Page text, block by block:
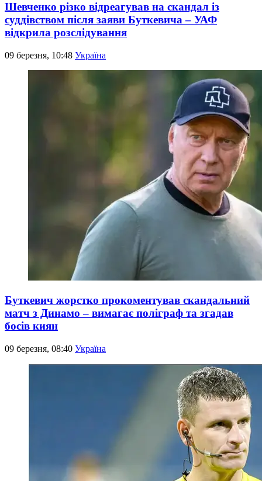
Шевченко різко відреагував на скандал із
суддівством після заяви Буткевича – УАФ
відкрила розслідування
09 березня, 10:48 Україна
Буткевич жорстко прокоментував скандальний
матч з Динамо – вимагає поліграф та згадав
босів киян
09 березня, 08:40 Україна